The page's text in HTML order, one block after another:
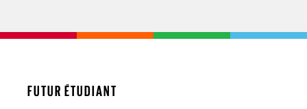
FUTUR ÉTUDIANT